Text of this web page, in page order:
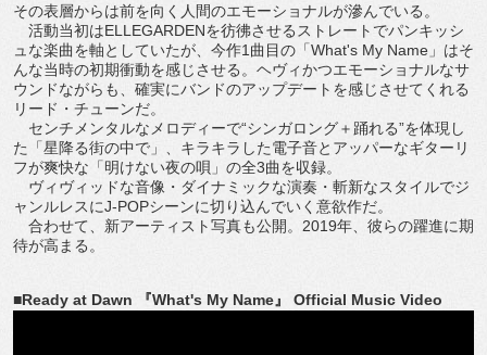
その表層からは前を向く人間のエモーショナルが滲んでいる。
活動当初はELLEGARDENを彷彿させるストレートでパンキッシ
ュな楽曲を軸としていたが、今作1曲目の「What's My Name」はそ
んな当時の初期衝動を感じさせる。ヘヴィかつエモーショナルなサ
ウンドながらも、確実にバンドのアップデートを感じさせてくれる
リード・チューンだ。
センチメンタルなメロディーで“シンガロング＋踊れる”を体現し
た「星降る街の中で」、キラキラした電子音とアッパーなギターリ
フが爽快な「明けない夜の唄」の全3曲を収録。
ヴィヴィッドな音像・ダイナミックな演奏・斬新なスタイルでジ
ャンルレスにJ-POPシーンに切り込んでいく意欲作だ。
合わせて、新アーティスト写真も公開。2019年、彼らの躍進に期
待が高まる。
■Ready at Dawn 『What's My Name』 Official Music Video